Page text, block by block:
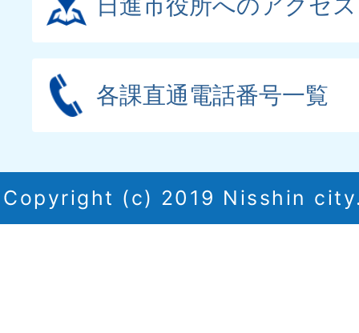
各課直通電話番号一覧
Copyright (c) 2019 Nisshin